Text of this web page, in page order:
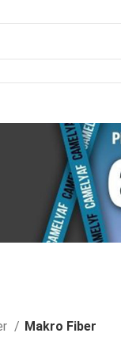
Makro Fiber